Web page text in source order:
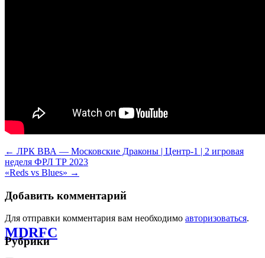
MDRFC
Навигация
по
записям
← ЛРК ВВА — Московские Драконы | Центр-1 | 2 игровая
неделя ФРЛ ТР 2023
«Reds vs Blues» →
Добавить комментарий
Для отправки комментария вам необходимо авторизоваться.
Рубрики